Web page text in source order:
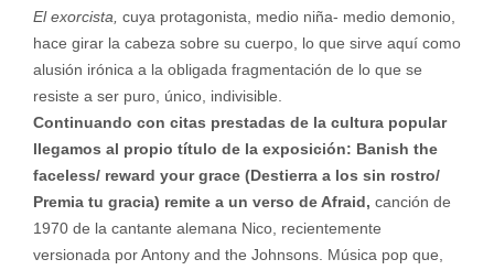
El exorcista, cuya protagonista, medio niña- medio demonio,
hace girar la cabeza sobre su cuerpo, lo que sirve aquí como
alusión irónica a la obligada fragmentación de lo que se
resiste a ser puro, único, indivisible.
Continuando con citas prestadas de la cultura popular
llegamos al propio título de la exposición: Banish the
faceless/ reward your grace (Destierra a los sin rostro/
Premia tu gracia) remite a un verso de Afraid, canción de
1970 de la cantante alemana Nico, recientemente
versionada por Antony and the Johnsons. Música pop que,